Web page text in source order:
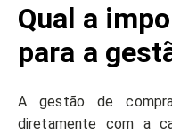
Qual a
para a
A gestão de
diretamente com a